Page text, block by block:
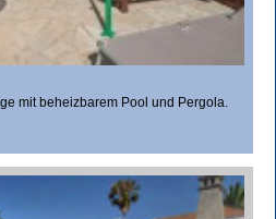
mit beheizbarem Pool und Pergola.